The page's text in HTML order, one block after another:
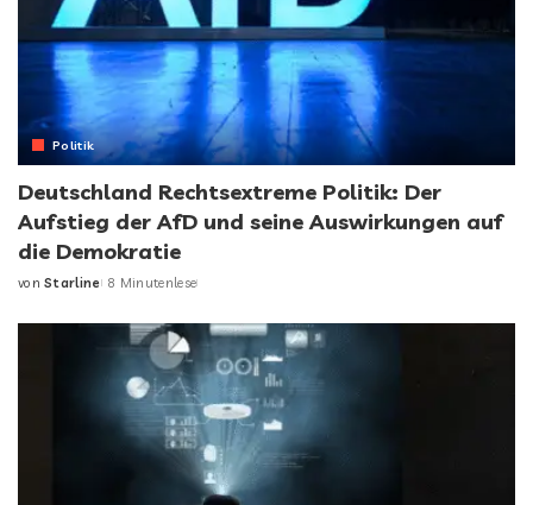
Politik
Deutschland Rechtsextreme Politik: Der
Aufstieg der AfD und seine Auswirkungen auf
die Demokratie
von Starline 8 Minutenlese